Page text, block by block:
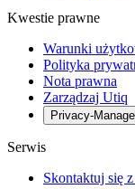
Kwestie prawne
Warunki
Polityka
Nota prawna
Zarządzaj Utiq
Privacy-
Serwis
Skontaktuj się